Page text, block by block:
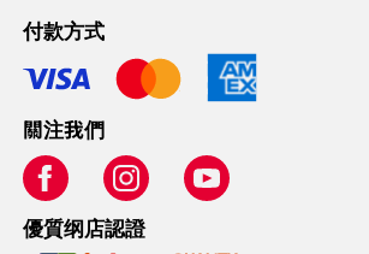
付款方式
關注我們
優質纲店認證